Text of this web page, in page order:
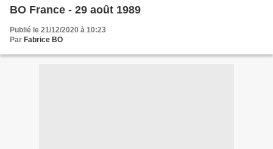
BO France - 29 août 1989
Publié le 21/12/2020 à 10:23
Par Fabrice BO